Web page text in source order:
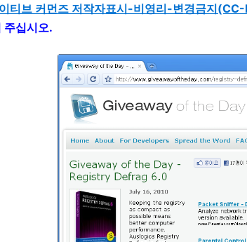
티브 커먼즈 저작자표시-비영리-변경금지
주십시오.